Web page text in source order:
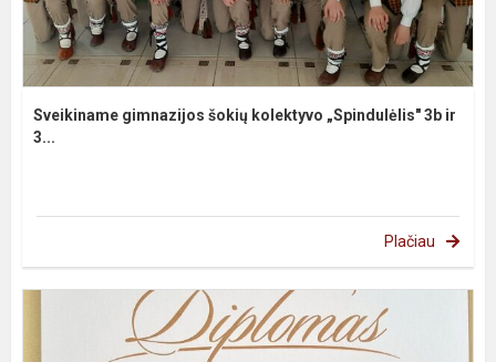
Sveikiname gimnazijos šokių kolektyvo „Spindulėlis" 3b ir
3...
Plačiau